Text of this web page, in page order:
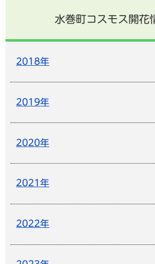
水巻町コスモス開花
2018年
2019年
2020年
2021年
2022年